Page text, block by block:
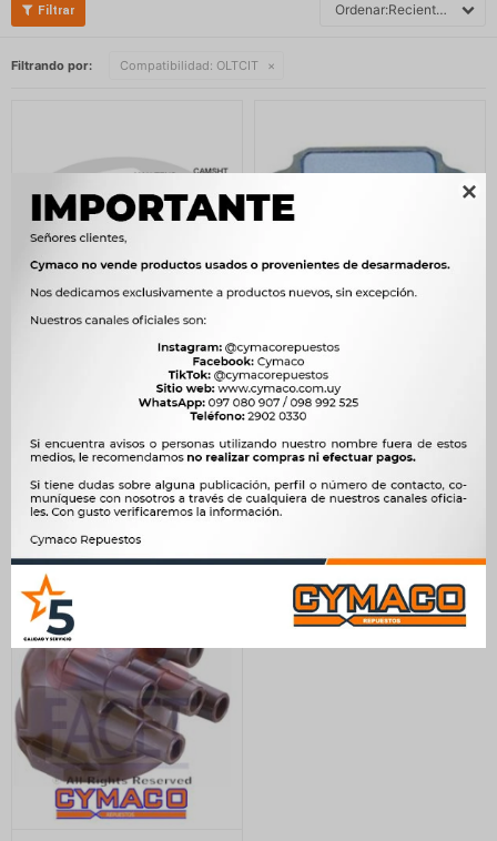

Recientes
Filtrando por: Compatibilidad: OLTCIT
CORREA DISTRIBUCION -
CITROEN GSA 93 OLTCIT
105 DIENTES GATES
$588
MODULO ENCENDIDO
CITROEN - PEUGEOT
BOSCH INDUCTIVO
=TCH.08012 TRANSPO
$1.289